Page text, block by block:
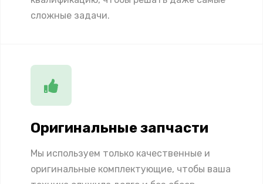
сложные задачи.
Оригинальные запчасти
Мы используем только качественные и
оригинальные комплектующие, чтобы ваша